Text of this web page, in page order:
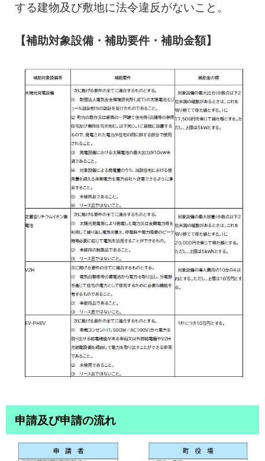
する建物及び敷地に法令違反がないこと。
【補助対象設備・補助要件・補助金額】
申請及び申請の流れ